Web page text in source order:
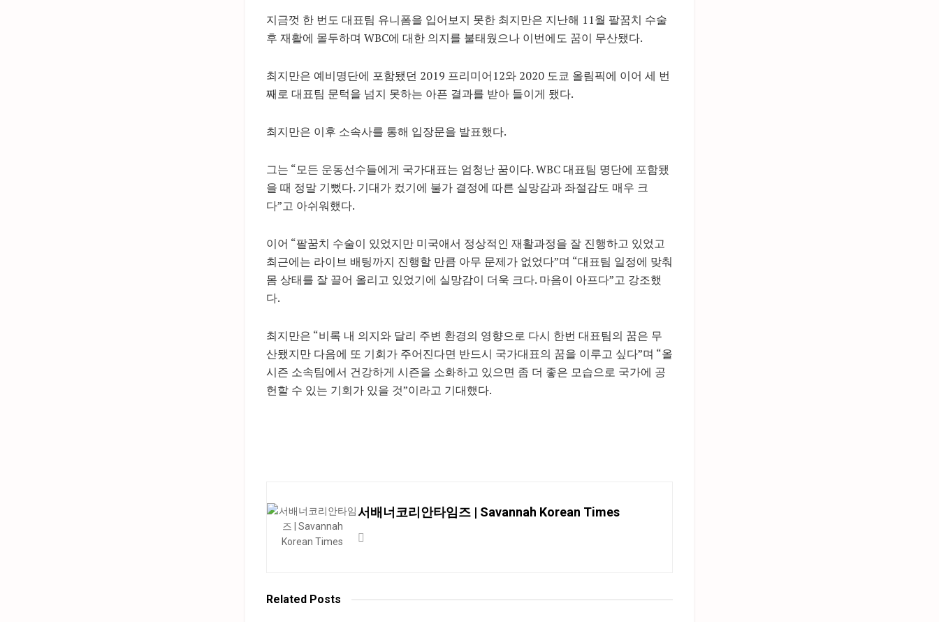
지금껏 한 번도 대표팀 유니폼을 입어보지 못한 최지만은 지난해 11월 팔꿈치 수술
후 재활에 몰두하며 WBC에 대한 의지를 불태웠으나 이번에도 꿈이 무산됐다.
최지만은 예비명단에 포함됐던 2019 프리미어12와 2020 도쿄 올림픽에 이어 세 번
째로 대표팀 문턱을 넘지 못하는 아픈 결과를 받아 들이게 됐다.
최지만은 이후 소속사를 통해 입장문을 발표했다.
그는 “모든 운동선수들에게 국가대표는 엄청난 꿈이다. WBC 대표팀 명단에 포함됐
을 때 정말 기뻤다. 기대가 컸기에 불가 결정에 따른 실망감과 좌절감도 매우 크
다”고 아쉬워했다.
이어 “팔꿈치 수술이 있었지만 미국애서 정상적인 재활과정을 잘 진행하고 있었고
최근에는 라이브 배팅까지 진행할 만큼 아무 문제가 없었다”며 “대표팀 일정에 맞춰
몸 상태를 잘 끌어 올리고 있었기에 실망감이 더욱 크다. 마음이 아프다”고 강조했
다.
최지만은 “비록 내 의지와 달리 주변 환경의 영향으로 다시 한번 대표팀의 꿈은 무
산됐지만 다음에 또 기회가 주어진다면 반드시 국가대표의 꿈을 이루고 싶다”며 “올
시즌 소속팀에서 건강하게 시즌을 소화하고 있으면 좀 더 좋은 모습으로 국가에 공
헌할 수 있는 기회가 있을 것”이라고 기대했다.
서배너코리안타임즈 | Savannah Korean Times
Related Posts